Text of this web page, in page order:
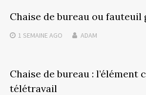
Chaise de bureau ou fauteuil
1 SEMAINE AGO ADAM
Chaise de bureau :
télétravail